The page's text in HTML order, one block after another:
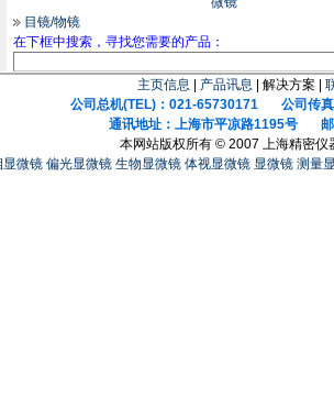
目镜/物镜
在下框中搜索，寻找您需要的产品：
主页信息 产品讯息 | 解决方案 |
公司总机(TEL)：021-65730171 公司传真
通讯地址：上海市平凉路1195号 邮
本网站版权所有 © 2007 上海精密仪
显微镜 偏光显微镜 生物显微镜 体视显微镜 显微镜 测量